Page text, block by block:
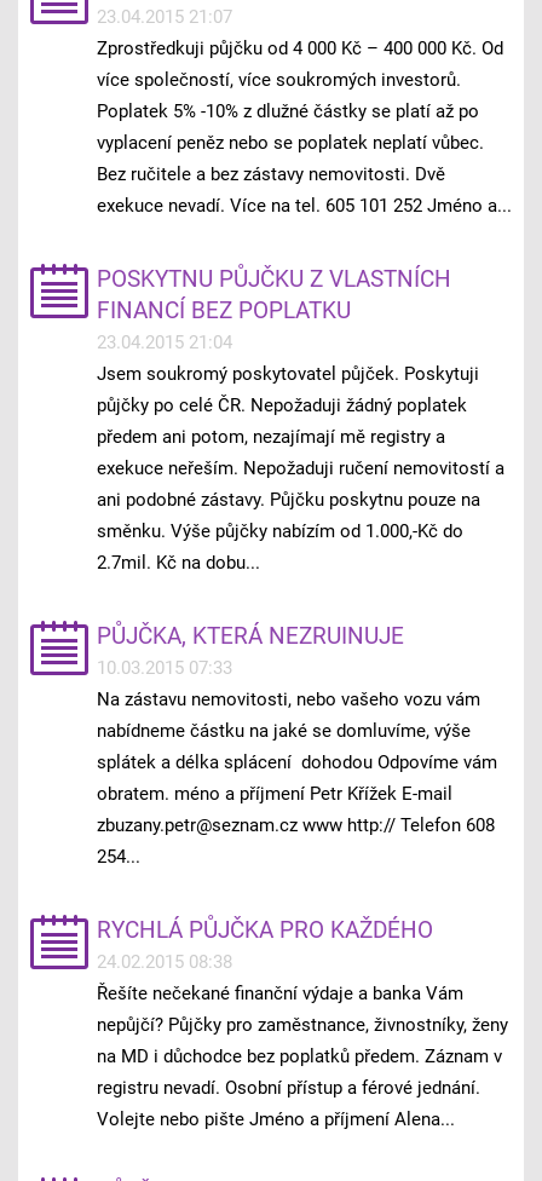
23.04.2015 21:07
Zprostředkuji půjčku od 4 000 Kč – 400 000 Kč. Od
více společností, více soukromých investorů.
Poplatek 5% -10% z dlužné částky se platí až po
vyplacení peněz nebo se poplatek neplatí vůbec.
Bez ručitele a bez zástavy nemovitosti. Dvě
exekuce nevadí. Více na tel. 605 101 252 Jméno a...
POSKYTNU PŮJČKU Z VLASTNÍCH
FINANCÍ BEZ POPLATKU
23.04.2015 21:04
Jsem soukromý poskytovatel půjček. Poskytuji
půjčky po celé ČR. Nepožaduji žádný poplatek
předem ani potom, nezajímají mě registry a
exekuce neřeším. Nepožaduji ručení nemovitostí a
ani podobné zástavy. Půjčku poskytnu pouze na
směnku. Výše půjčky nabízím od 1.000,-Kč do
2.7mil. Kč na dobu...
PŮJČKA, KTERÁ NEZRUINUJE
10.03.2015 07:33
Na zástavu nemovitosti, nebo vašeho vozu vám
nabídneme částku na jaké se domluvíme, výše
splátek a délka splácení dohodou Odpovíme vám
obratem. méno a příjmení Petr Křížek E-mail
zbuzany.petr@seznam.cz www http:// Telefon 608
254...
RYCHLÁ PŮJČKA PRO KAŽDÉHO
24.02.2015 08:38
Řešíte nečekané finanční výdaje a banka Vám
nepůjčí? Půjčky pro zaměstnance, živnostníky, ženy
na MD i důchodce bez poplatků předem. Záznam v
registru nevadí. Osobní přístup a férové jednání.
Volejte nebo pište Jméno a příjmení Alena...